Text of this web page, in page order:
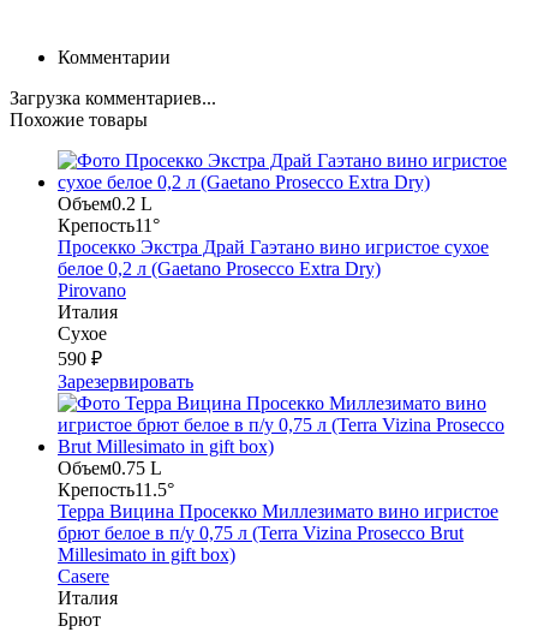
Комментарии
Загрузка комментариев...
Похожие товары
Объем0.2 L
Крепость11°
Просекко Экстра Драй Гаэтано вино игристое сухое
белое 0,2 л (Gaetano Prosecco Extra Dry)
Pirovano
Италия
Сухое
590 ₽
Зарезервировать
Объем0.75 L
Крепость11.5°
Терра Вицина Просекко Миллезимато вино игристое
брют белое в п/у 0,75 л (Terra Vizina Prosecco Brut
Millesimato in gift box)
Casere
Италия
Брют